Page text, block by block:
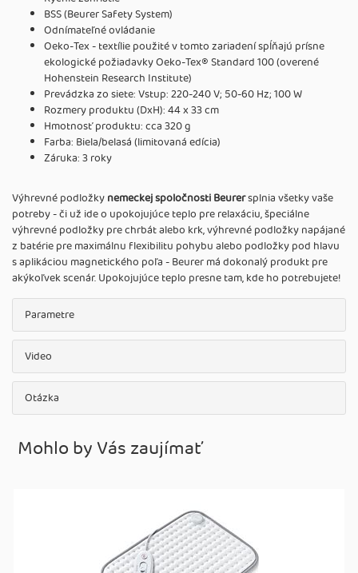
BSS (Beurer Safety System)
Odnímateľné ovládanie
Oeko-Tex - textílie použité v tomto zariadení spĺňajú prísne
ekologické požiadavky Oeko-Tex® Standard 100 (overené
Hohenstein Research Institute)
Prevádzka zo siete: Vstup: 220-240 V; 50-60 Hz; 100 W
Rozmery produktu (DxH): 44 x 33 cm
Hmotnosť produktu: cca 320 g
Farba: Biela/belasá (limitovaná edícia)
Záruka: 3 roky
Výhrevné podložkynemeckej spoločnosti Beurersplnia všetky vaše
potreby - či už ide o upokojujúce teplo pre relaxáciu, špeciálne
výhrevné podložky pre chrbát alebo krk, výhrevné podložky napájané
z batérie pre maximálnu flexibilitu pohybu alebo podložky pod hlavu
s aplikáciou magnetického poľa - Beurer má dokonalý produkt pre
akýkoľvek scenár. Upokojujúce teplo presne tam, kde ho potrebujete!
Parametre
Video
Otázka
Mohlo by Vás zaujímať